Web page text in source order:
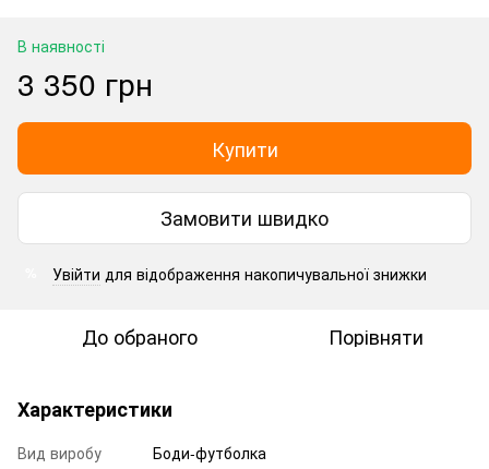
В наявності
3 350 грн
Купити
Замовити швидко
Увійти для відображення накопичувальної знижки
До обраного Порівняти
Характеристики
Вид виробу
Боди-футболка